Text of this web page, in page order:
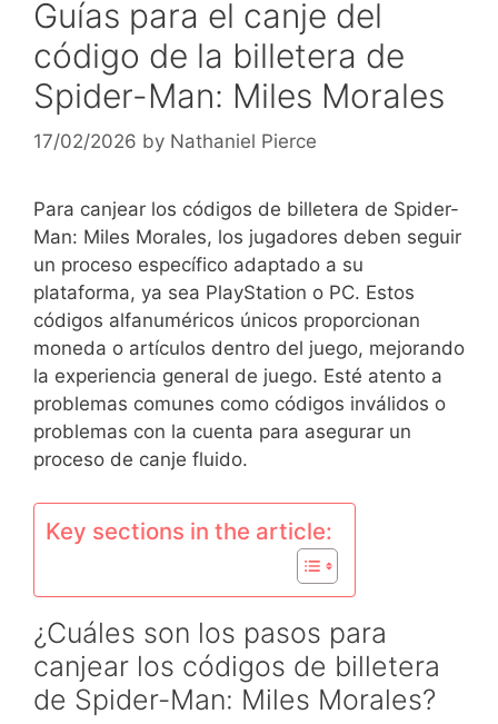
Guías para el canje del
código de la billetera de
Spider-Man: Miles Morales
17/02/2026 by Nathaniel Pierce
Para canjear los códigos de billetera de Spider-
Man: Miles Morales, los jugadores deben seguir
un proceso específico adaptado a su
plataforma, ya sea PlayStation o PC. Estos
códigos alfanuméricos únicos proporcionan
moneda o artículos dentro del juego, mejorando
la experiencia general de juego. Esté atento a
problemas comunes como códigos inválidos o
problemas con la cuenta para asegurar un
proceso de canje fluido.
Key sections in the article:
¿Cuáles son los pasos para
canjear los códigos de billetera
de Spider-Man: Miles Morales?